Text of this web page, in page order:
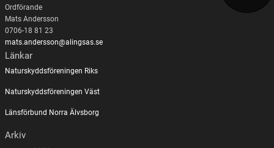
Ordförande
Mats Andersson
0706-18 81 23
mats.andersson@alingsas.se
Länkar
Naturskyddsföreningen Riks
Naturskyddsföreningen Väst
Länsförbund Norra Älvsborg
Arkiv